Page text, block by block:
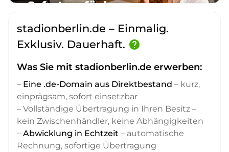
stadionberlin.de – Einmalig.
Exklusiv. Dauerhaft. help
Was Sie mit stadionberlin.de erwerben:
– Eine .de-Domain aus Direktbestand – kurz,
einprägsam, sofort einsetzbar
– Vollständige Übertragung in Ihren Besitz –
kein Zwischenhändler, keine Abhängigkeiten
– Abwicklung in Echtzeit – automatische
Rechnung, sofortige Übertragung